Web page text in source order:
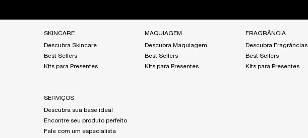
SKINCARE
Descubra Skincare
Best Sellers
Kits para Presentes
SERVIÇOS
Descubra sua base ideal
Encontre seu produto perfeito
Fale com um especialista
MAQUIAGEM
Descubra Maquiagem
Best Sellers
Kits para Presentes
FRAGRÂNCIA
Descubra Fragrâncias
Best Sellers
Kits para Presentes